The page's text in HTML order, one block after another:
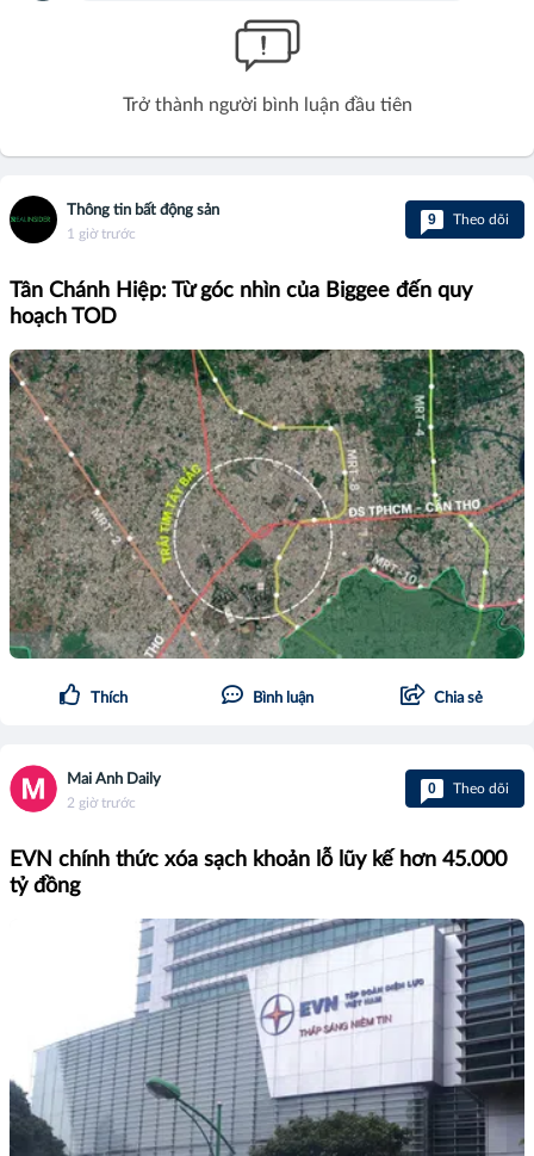
Trở thành người bình luận đầu tiên
Thông tin bất động sản
1 giờ trước
9 Theo dõi
Tân Chánh Hiệp: Từ góc nhìn của Biggee đến quy
hoạch TOD
Thích Bình luận Chia sẻ
Mai Anh Daily
2 giờ trước
0 Theo dõi
EVN chính thức xóa sạch khoản lỗ lũy kế hơn 45.000
tỷ đồng